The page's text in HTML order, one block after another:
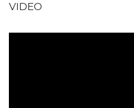
VIDEO